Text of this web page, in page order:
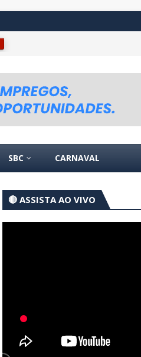
SBC CARNAVAL
🔴 ASSISTA AO VIVO